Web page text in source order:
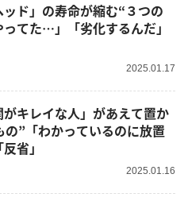
ッド」の寿命が縮む“３つの
てた…」「劣化するんだ」
2025.01.17
がキレイな人」があえて置か
の”「わかっているのに放置
省」
2025.01.16